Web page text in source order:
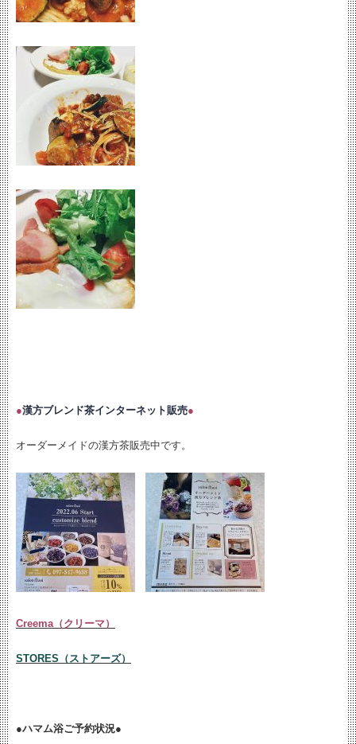
●漢方ブレンド茶インターネット販売●
オーダーメイドの漢方茶販売中です。
Creema（クリーマ）
STORES（ストアーズ）
●ハマム浴ご予約状況●